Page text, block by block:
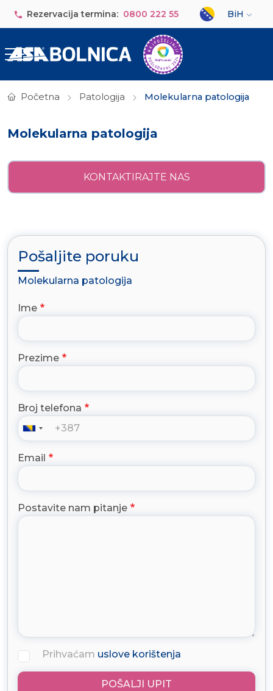
Rezervacija termina: 0800 222 55
Select your
BiH
Početna Patologija Molekularna patologija
Molekularna patologija
KONTAKTIRAJTE NAS
Pošaljite poruku
Molekularna patologija
Ime
Prezime
Broj telefona
Email
Postavite nam pitanje
Prihvaćam uslove korištenja
POŠALJI UPIT